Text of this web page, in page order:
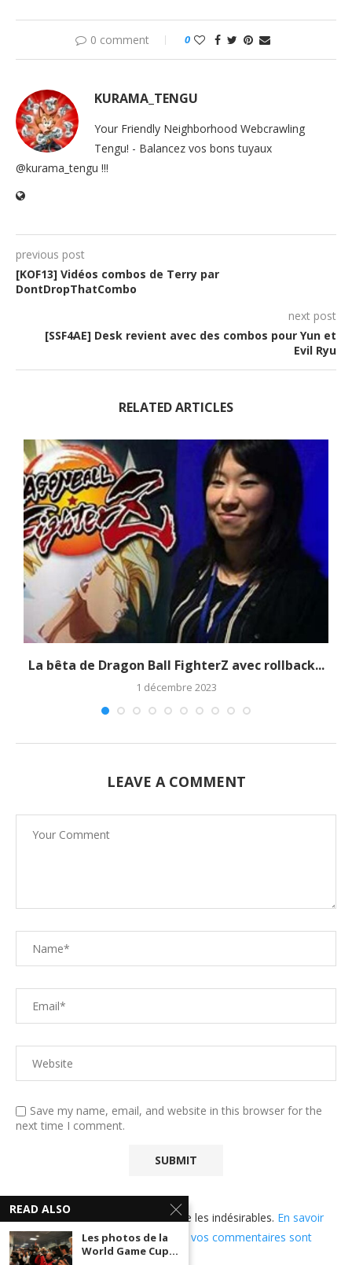
0 comment 0
KURAMA_TENGU
Your Friendly Neighborhood Webcrawling
Tengu! - Balancez vos bons tuyaux
@kurama_tengu !!!
previous post
[KOF13] Vidéos combos de Terry par
DontDropThatCombo
next post
[SSF4AE] Desk revient avec des combos pour Yun et
Evil Ryu
RELATED ARTICLES
La bêta de Dragon Ball FighterZ avec rollback...
1 décembre 2023
LEAVE A COMMENT
Save my name, email, and website in this browser for the
next time I comment.
Ce site utilise Akismet pour réduire les indésirables. En savoir
plus sur comment les données de vos commentaires sont
utilisées.
READ ALSO
Les photos de la
World Game Cup...